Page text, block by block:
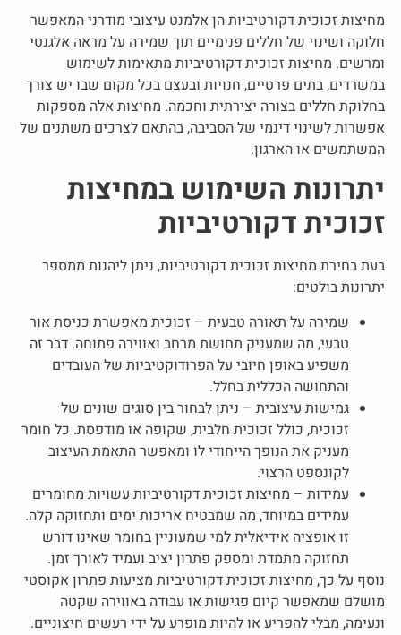
מחיצות זכוכית דקורטיביותהן אלמנט עיצובי מודרני המאפשר
חלוקה ושינוי של חללים פנימיים תוך שמירה על מראה אלגנטי
ומרשים. מחיצות זכוכית דקורטיביות מתאימות לשימוש
במשרדים, בתים פרטיים, חנויות ובעצם בכל מקום שבו יש צורך
בחלוקת חללים בצורה יצירתית וחכמה. מחיצות אלה מספקות
אפשרות לשינוי דינמי של הסביבה, בהתאם לצרכים משתנים של
המשתמשים או הארגון.
יתרונות השימוש במחיצות
זכוכית דקורטיביות
בעת בחירת מחיצות זכוכית דקורטיביות, ניתן ליהנות ממספר
יתרונות בולטים:
שמירה על תאורה טבעית – זכוכית מאפשרת כניסת אור
טבעי, מה שמעניק תחושת מרחב ואווירה פתוחה. דבר זה
משפיע באופן חיובי על הפרודוקטיביות של העובדים
והתחושה הכללית בחלל.
גמישות עיצובית – ניתן לבחור בין סוגים שונים של
זכוכית, כולל זכוכית חלבית, שקופה או מודפסת. כל חומר
מעניק את הנופך הייחודי לו ומאפשר התאמת העיצוב
לקונספט הרצוי.
עמידות – מחיצות זכוכית דקורטיביות עשויות מחומרים
עמידים במיוחד, מה שמבטיח אריכות ימים ותחזוקה קלה.
זו אופציה אידיאלית למי שמעוניין בחומר שאינו דורש
תחזוקה מתמדת ומספק פתרון יציב ועמיד לאורך זמן.
נוסף על כך, מחיצות זכוכית דקורטיביות מציעות פתרון אקוסטי
מושלם שמאפשר קיום פגישות או עבודה באווירה שקטה
ונעימה, מבלי להפריע או להיות מופרע על ידי רעשים חיצוניים.